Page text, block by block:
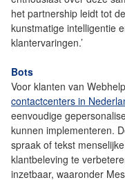
het partnership leidt tot
kunstmatige intelligentie
klantervaringen.’
Bots
Voor klanten van
contactcenters in
eenvoudige
kunnen implementeren.
spraak of tekst
klantbeleving te
inzetbaar, waaronder